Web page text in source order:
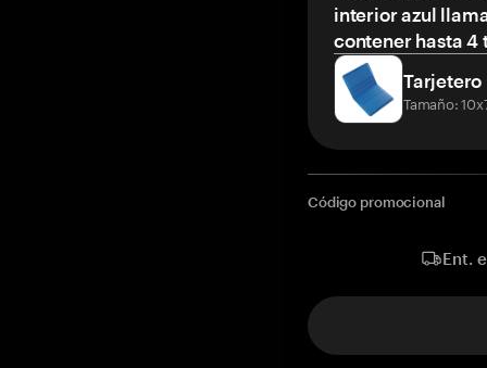
interior azul
contener hasta 4
Tarjetero
Tamaño:
Código promocional
Ent.